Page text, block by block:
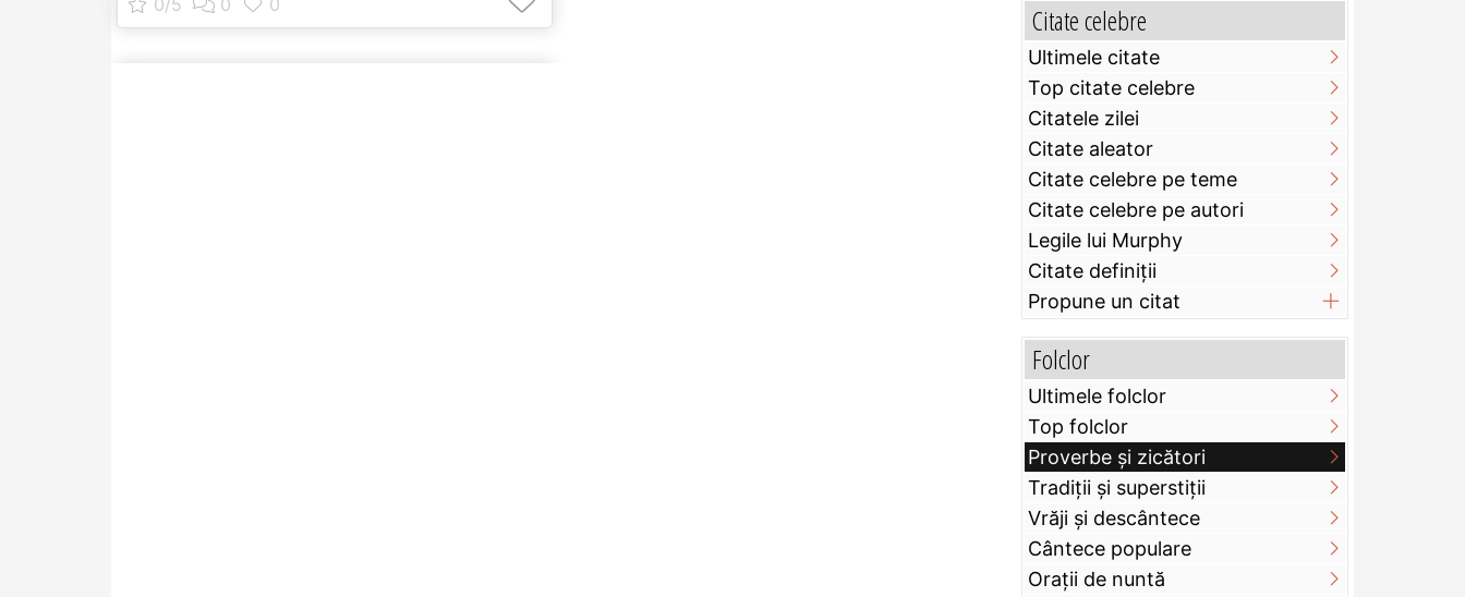
Citate celebre
Ultimele citate
Top citate celebre
Citatele zilei
Citate aleator
Citate celebre pe teme
Citate celebre pe autori
Legile lui Murphy
Citate definiţii
Propune un citat
Folclor
Ultimele folclor
Top folclor
Proverbe și zicători
Tradiții și superstiții
Vrăji și descântece
Cântece populare
Orații de nuntă